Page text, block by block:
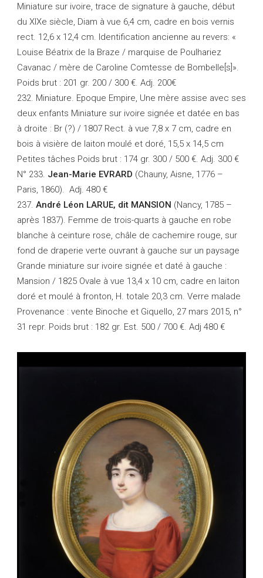
Miniature sur ivoire, trace de signature à gauche, début
du XIXe siècle, Diam à vue 6,4 cm, cadre en bois vernis
rect. 12,6 x 12,4 cm. Identification ancienne au revers: «
Louise Béatrix de la Braze / marquise de Poulhariez
Cavanac / mère de Caroline Comtesse de Bombelle[s]».
Poids brut : 201 gr. 200 / 300 €. Adj. 200€
232. Miniature. Epoque Empire, Une mère assise avec ses
deux enfants Miniature sur ivoire signée et datée en bas
à droite : Br (?) / 1807 Rect. à vue 7,8 x 7 cm, cadre en
bois à visière de laiton moulé et doré, 15,5 x 14,5 cm
Petites tâches Poids brut : 174 gr. 300 / 500 €. Adj. 300 €
N° 233. Jean-Marie EVRARD (Chauny, Aisne, 1776 –
Paris, 1860). Adj. 480 €
237. André Léon LARUE, dit MANSION (Nancy, 1785 –
après 1837). Femme de trois-quarts à gauche en robe
blanche à ceinture rose, châle de cachemire rouge, sur
fond de draperie verte ouvrant à gauche sur un paysage
Grande miniature sur ivoire signée et daté à gauche :
Mansion / 1825 Ovale à vue 13,4 x 10 cm, cadre en laiton
doré et moulé à fronton, H. totale 20,3 cm. Verre malade
Provenance : vente Binoche et Giquello, 27 mars 2015, n°
31 repr. Poids brut : 182 gr. Est. 500 / 700 €. Adj 480 €